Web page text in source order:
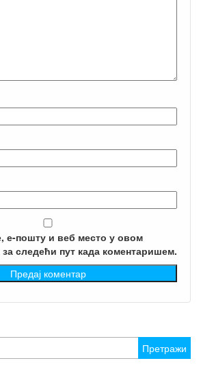
е-пошту и веб место у овом
следећи пут када коментаришем.